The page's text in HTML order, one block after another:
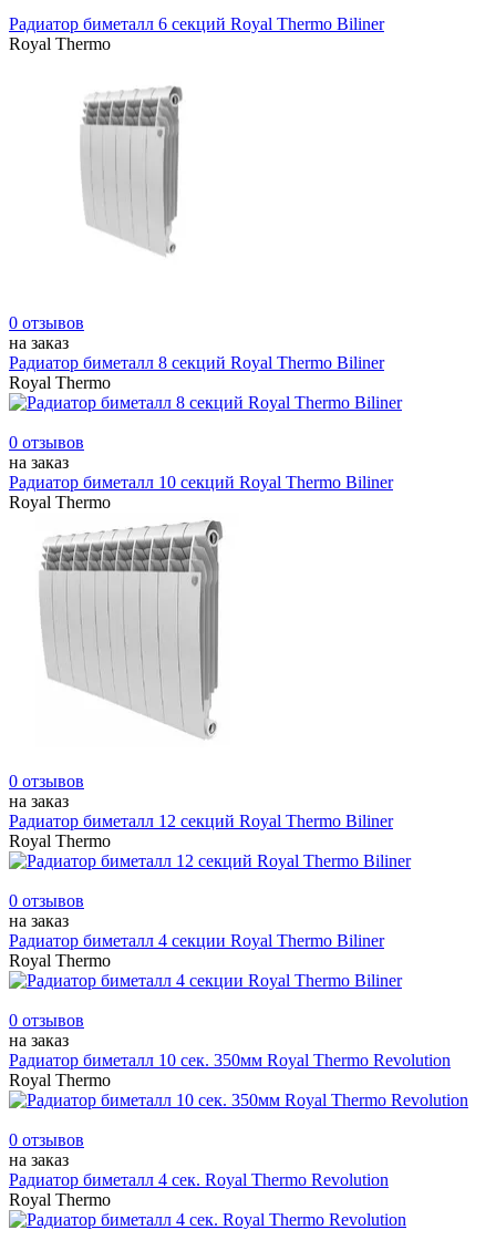
Радиатор биметалл 6 секций Royal Thermo Biliner
Royal Thermo
0 отзывов
на заказ
Радиатор биметалл 8 секций Royal Thermo Biliner
Royal Thermo
0 отзывов
на заказ
Радиатор биметалл 10 секций Royal Thermo Biliner
Royal Thermo
0 отзывов
на заказ
Радиатор биметалл 12 секций Royal Thermo Biliner
Royal Thermo
0 отзывов
на заказ
Радиатор биметалл 4 секции Royal Thermo Biliner
Royal Thermo
0 отзывов
на заказ
Радиатор биметалл 10 сек. 350мм Royal Thermo Revolution
Royal Thermo
0 отзывов
на заказ
Радиатор биметалл 4 сек. Royal Тhermo Revolution
Royal Thermo